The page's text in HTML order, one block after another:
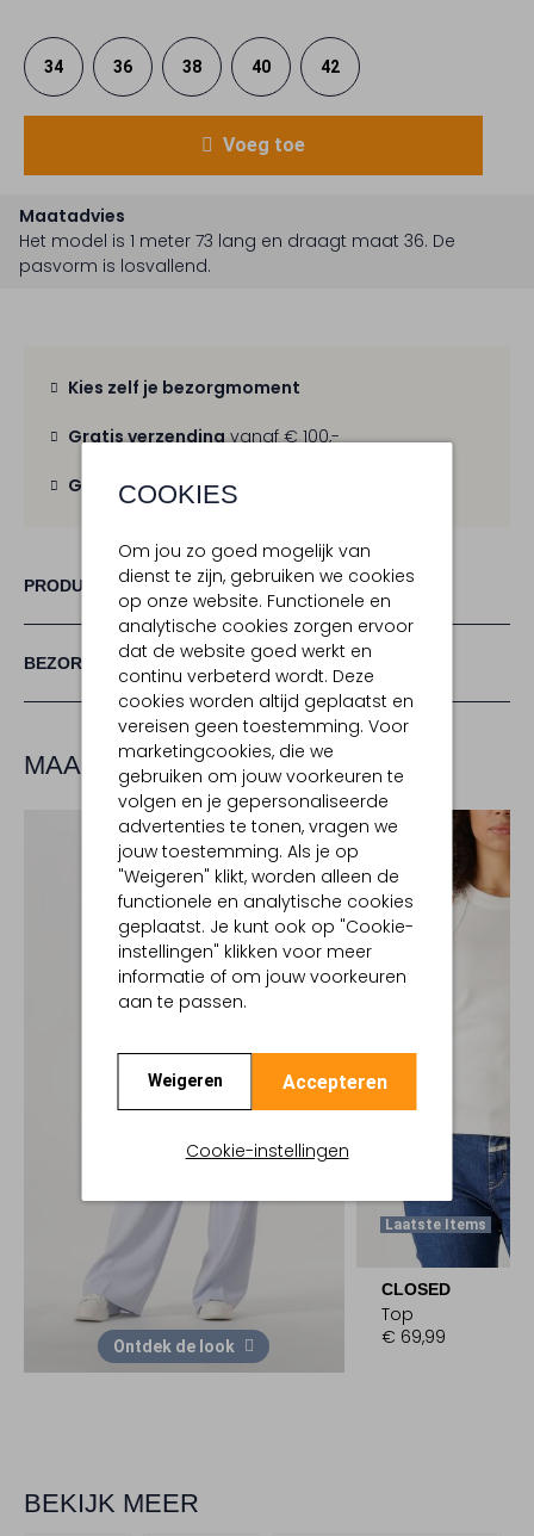
COOKIES
Om jou zo goed mogelijk van
dienst te zijn, gebruiken we cookies
op onze website. Functionele en
analytische cookies zorgen ervoor
dat de website goed werkt en
continu verbeterd wordt. Deze
cookies worden altijd geplaatst en
vereisen geen toestemming. Voor
marketingcookies, die we
gebruiken om jouw voorkeuren te
volgen en je gepersonaliseerde
advertenties te tonen, vragen we
jouw toestemming. Als je op
"Weigeren" klikt, worden alleen de
functionele en analytische cookies
geplaatst. Je kunt ook op "Cookie-
instellingen" klikken voor meer
informatie of om jouw voorkeuren
aan te passen.
Weigeren Accepteren
Cookie-instellingen
34 36 38 40 42
Voeg toe
Maatadvies
Het model is 1 meter 73 lang en draagt maat 36. De
pasvorm is losvallend.
Kies zelf je bezorgmoment
Gratis verzendingvanaf € 100,-
Gratis retourbinnen 30 dagen
PRODUCT INFORMATIE
BEZORGEN & RETOURNEREN
MAAK JE LOOK COMPLEET
Ontdek de look
Laatste Items
CLOSED
Top
€ 69,99
BEKIJK MEER